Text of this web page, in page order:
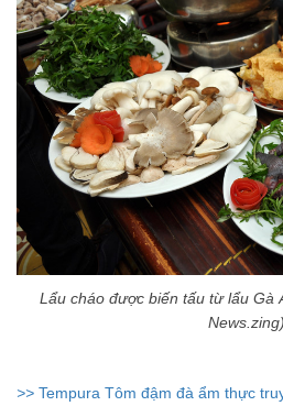
Lẩu cháo được biến tấu từ lẩu Gà
News.zing)
>> Tempura Tôm đậm đà ẩm thực